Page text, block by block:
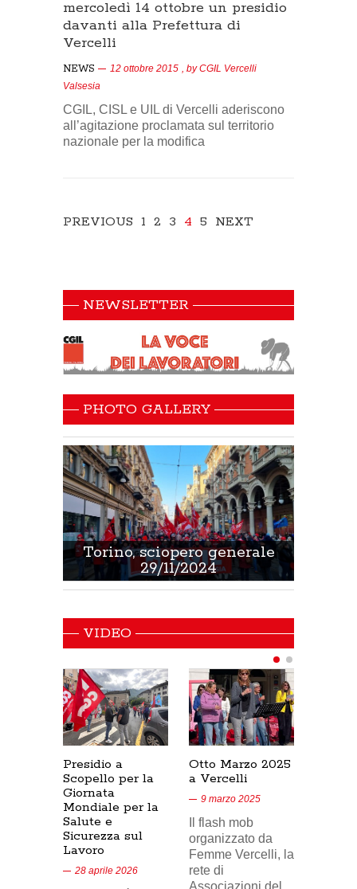
mercoledì 14 ottobre un presidio
davanti alla Prefettura di
Vercelli
NEWS 12 ottobre 2015 , byCGIL Vercelli
Valsesia
CGIL, CISL e UIL di Vercelli aderiscono
all’agitazione proclamata sul territorio
nazionale per la modifica
PREVIOUS 1 2 3 4 5 NEXT
NEWSLETTER
PHOTO GALLERY
Torino, sciopero generale
29/11/2024
VIDEO
Presidio a
Scopello per la
Giornata
Mondiale per la
Salute e
Sicurezza sul
Lavoro
28 aprile 2026
Otto Marzo 2025
a Vercelli
9 marzo 2025
Il flash mob
organizzato da
Femme Vercelli, la
rete di
Associazioni del